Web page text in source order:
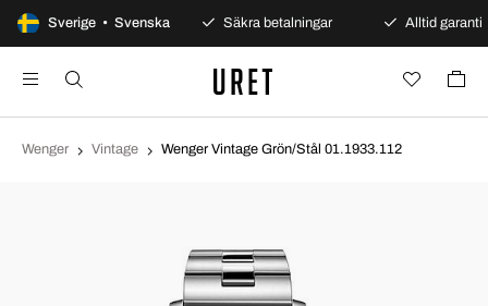
Sverige • Svenska
100 dagars öppet köp Säkra betalningar Alltid garanti
Wenger Vintage Wenger Vintage Grön/Stål 01.1933.112